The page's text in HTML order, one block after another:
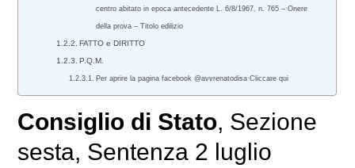
centro abitato in epoca antecedente L. 6/8/1967, n. 765 – Onere
della prova – Titolo edilizio
FATTO e DIRITTO
P.Q.M.
Per aprire la pagina facebook @avvrenatodisa Cliccare qui
Consiglio di Stato, Sezione
sesta, Sentenza 2 luglio